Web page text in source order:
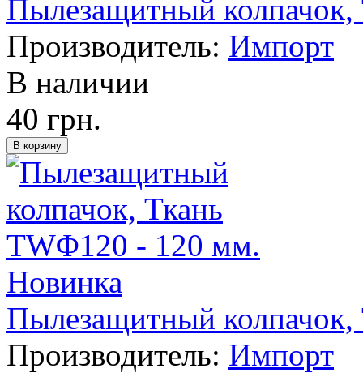
Пылезащитный
Производитель: Импорт
В наличии
40 грн.
Новинка
Пылезащитный
Производитель: Импорт